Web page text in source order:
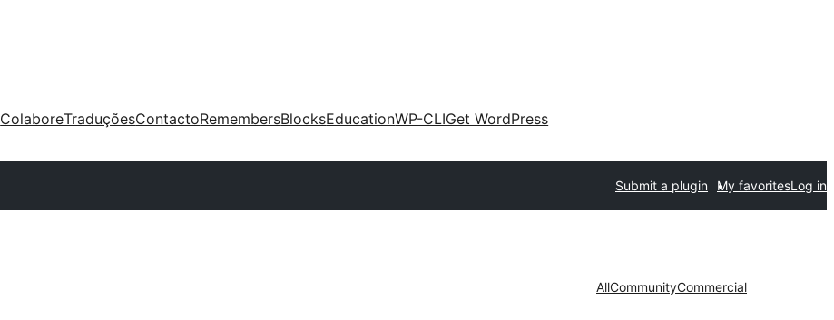
ColaboreTraduçõesContactoRemembersBlocksEducationWP-CLIGet WordPress
Submit a plugin My favoritesLog in
AllCommunityCommercial